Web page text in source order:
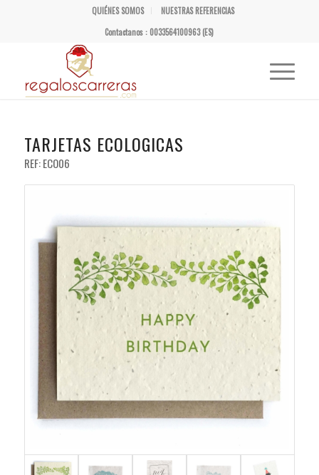
QUIÉNES SOMOS
NUESTRAS REFERENCIAS
Contactanos : 0033564100963 (ES)
TARJETAS ECOLOGICAS
REF: ECO06